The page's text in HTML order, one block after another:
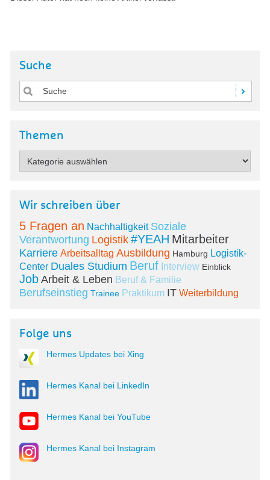
Suche
Themen
Wir schreiben über
5 Fragen an Nachhaltigkeit Soziale
Verantwortung Logistik #YEAH Mitarbeiter
Karriere Arbeitsalltag Ausbildung Hamburg Logistik-
Center Duales Studium Beruf Interview Einblick
Job Arbeit & Leben Beruf & Familie
Berufseinstieg Trainee Praktikum IT Weiterbildung
Folge uns
Hermes Updates bei Xing
Hermes Kanal bei LinkedIn
Hermes Kanal bei YouTube
Hermes Kanal bei Instagram